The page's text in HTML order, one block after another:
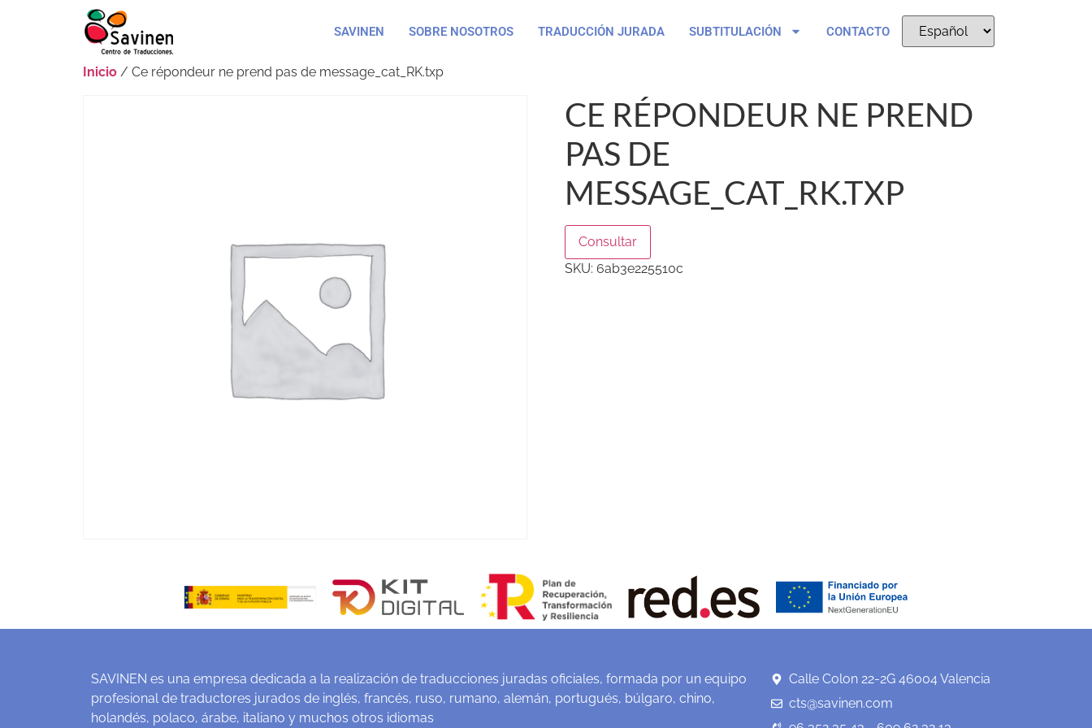
SAVINEN SOBRE NOSOTROS TRADUCCIÓN JURADA SUBTITULACIÓN CONTACTO
Inicio / Ce répondeur ne prend pas de message_cat_RK.txp
CE RÉPONDEUR NE PREND
PAS DE
MESSAGE_CAT_RK.TXP
Consultar
SKU: 6ab3e225510c
SAVINEN es una empresa dedicada a la realización de traducciones juradas oficiales, formada por un equipo
profesional de traductores jurados de inglés, francés, ruso, rumano, alemán, portugués, búlgaro, chino,
holandés, polaco, árabe, italiano y muchos otros idiomas
Calle Colon 22-2G 46004 Valencia
cts@savinen.com